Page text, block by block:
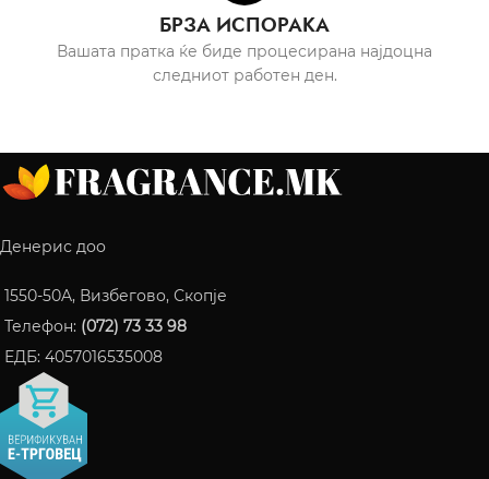
БРЗА ИСПОРАКА
Вашата пратка ќе биде процесирана најдоцна
следниот работен ден.
Денерис доо
1550-50A, Визбегово, Скопје
Телефон: (072) 73 33 98
ЕДБ: 4057016535008